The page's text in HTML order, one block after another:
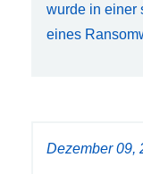
wurde in einer
eines
Dezember 09,